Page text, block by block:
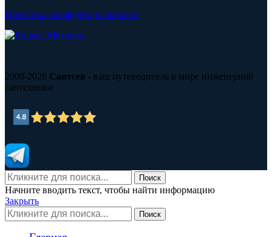
Политика конфиденциальности
2008-2026 Сантсев - ваш путеводитель в мире инженерной
сантехники
Поиск
Начните вводить текст, чтобы найти информацию
Закрыть
Поиск